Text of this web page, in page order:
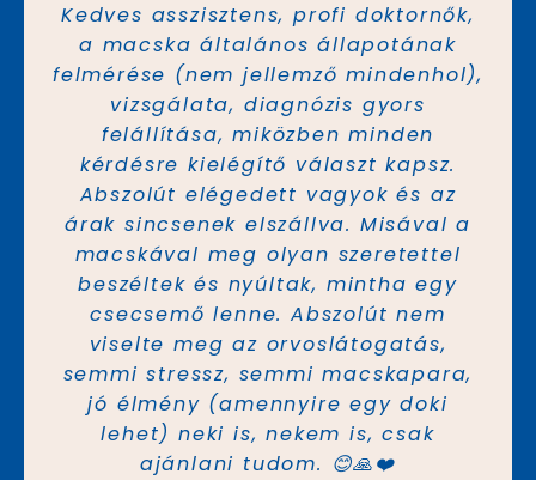
Kedves asszisztens, profi doktornők,
a macska általános állapotának
felmérése (nem jellemző mindenhol),
vizsgálata, diagnózis gyors
felállítása, miközben minden
kérdésre kielégítő választ kapsz.
Abszolút elégedett vagyok és az
árak sincsenek elszállva. Misával a
macskával meg olyan szeretettel
beszéltek és nyúltak, mintha egy
csecsemő lenne. Abszolút nem
viselte meg az orvoslátogatás,
semmi stressz, semmi macskapara,
jó élmény (amennyire egy doki
lehet) neki is, nekem is, csak
ajánlani tudom. 😊🙏❤️